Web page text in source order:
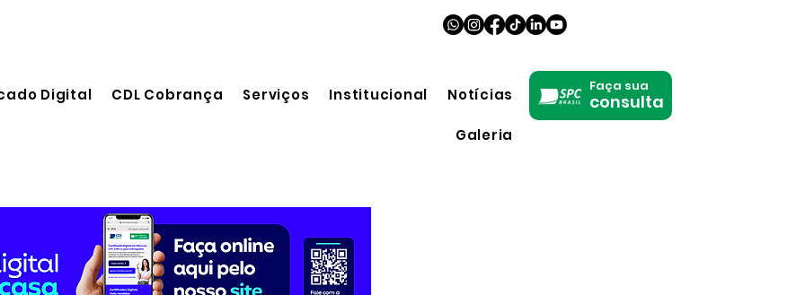
Digital CDL Cobrança Serviços Institucional Notícias
Galeria
Faça sua
consulta